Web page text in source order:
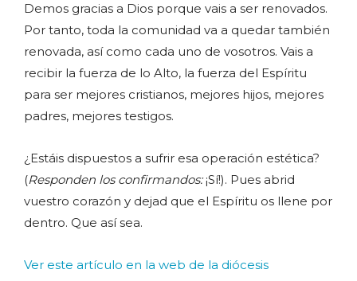
Demos gracias a Dios porque vais a ser renovados.
Por tanto, toda la comunidad va a quedar también
renovada, así como cada uno de vosotros. Vais a
recibir la fuerza de lo Alto, la fuerza del Espíritu
para ser mejores cristianos, mejores hijos, mejores
padres, mejores testigos.
¿Estáis dispuestos a sufrir esa operación estética?
(Responden los confirmandos:¡Sí!). Pues abrid
vuestro corazón y dejad que el Espíritu os llene por
dentro. Que así sea.
Ver este artículo en la web de la diócesis